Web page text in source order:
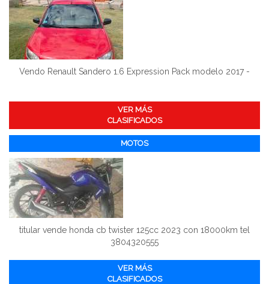
Vendo Renault Sandero 1.6 Expression Pack modelo 2017 -
VER MÁS
CLASIFICADOS
MOTOS
titular vende honda cb twister 125cc 2023 con 18000km tel
3804320555
VER MÁS
CLASIFICADOS